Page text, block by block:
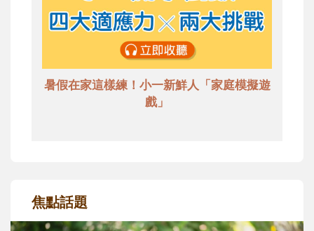
暑假在家這樣練！小一新鮮人「家庭模擬遊
戲」
焦點話題